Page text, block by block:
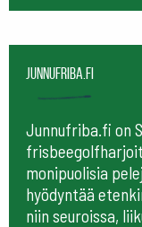
Junnufriba.fi
Junnufriba.fi on
monipuolisia
hyödyntää
niin seuroissa,